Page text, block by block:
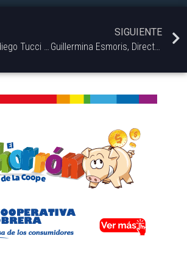
SIGUIENTE
Guillermina Esmoris, Directora de Bahía Hub – Futuro Perfecto | Vorterix Bahía.